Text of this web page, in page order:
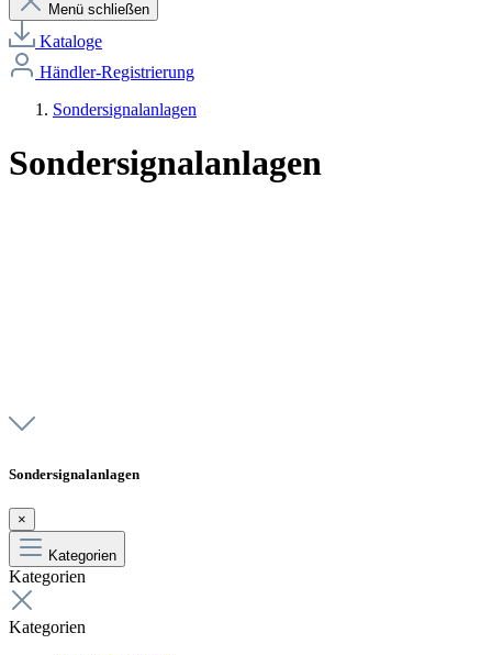
Menü schließen
Kataloge
Händler-Registrierung
Sondersignalanlagen
Sondersignalanlagen
Sondersignalanlagen
×
Kategorien
Kategorien
Kategorien